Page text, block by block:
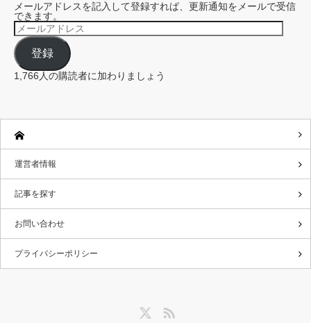
メールアドレスを記入して登録すれば、更新通知をメールで受信
できます。
メ
ー
ル
ア
ド
レ
ス
登録
1,766人の購読者に加わりましょう
運営者情報
記事を探す
お問い合わせ
プライバシーポリシー